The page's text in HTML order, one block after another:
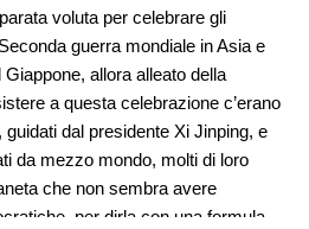
voluta per celebrare gli
guerra mondiale in Asia e
allora alleato della
a questa celebrazione c’erano
dal presidente Xi Jinping, e
da mezzo mondo, molti di loro
che non sembra avere
per dirla con una formula